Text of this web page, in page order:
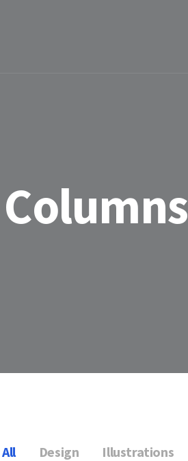
All Design Illustrations